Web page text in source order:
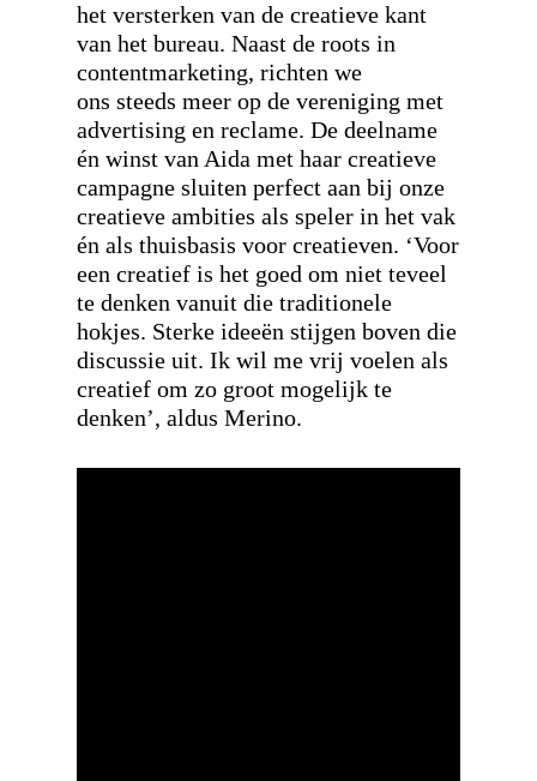
het versterken van de creatieve kant
van het bureau. Naast de roots in
contentmarketing, richten we
ons steeds meer op de vereniging met
advertising en reclame. De deelname
én winst van Aida met haar creatieve
campagne sluiten perfect aan bij onze
creatieve ambities als speler in het vak
én als thuisbasis voor creatieven. ‘Voor
een creatief is het goed om niet teveel
te denken vanuit die traditionele
hokjes. Sterke ideeën stijgen boven die
discussie uit. Ik wil me vrij voelen als
creatief om zo groot mogelijk te
denken’, aldus Merino.